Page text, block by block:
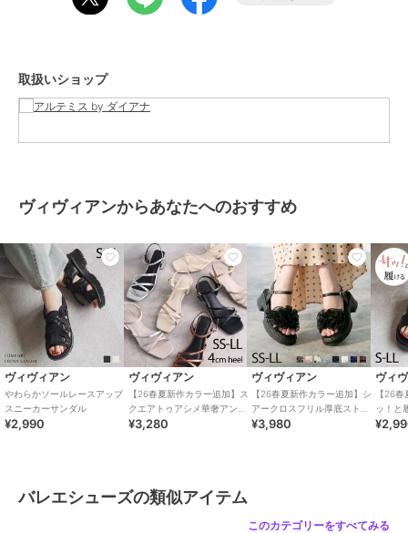
※撮影環境により、光の当たり具合で色味が違って見える場合があり
◆商品のお気に入り登録
完売していても再入荷通知を受け取ることができますので、是非ご登
ブランド アルテミス by ダイアナ
ショップ アルテミス by ダイアナ
商品カテゴリ シューズ ／バレエシューズ
性別タイプ
レディース
シューズ
／バレエシューズ
カラー
ブラック(BK1)、シルバー(SL1)、
ゴールド(GL1)
サイズ 7サイズ展開
素材
人工皮革
無地/リボン/2.5cm未満
ンドトゥ
取扱いショップ
ヴィヴィアンからあなたへのおすすめ
ヴィヴィアン
やわらかソールレースアップ
スニーカーサンダル
¥2,990
ヴィヴィアン
【26春夏新作カラー追加】ス
クエアトゥアシメ華奢アンク
ルストラップサンダル
¥3,280
ヴィヴィアン
【26春夏新作カラー追加】シ
アークロスフリル厚底ストラ
ップサンダル
¥3,980
ヴィ
【26
ッ！と
トクロ
バレエシューズの類似アイテム
このカテゴリーをすべてみる